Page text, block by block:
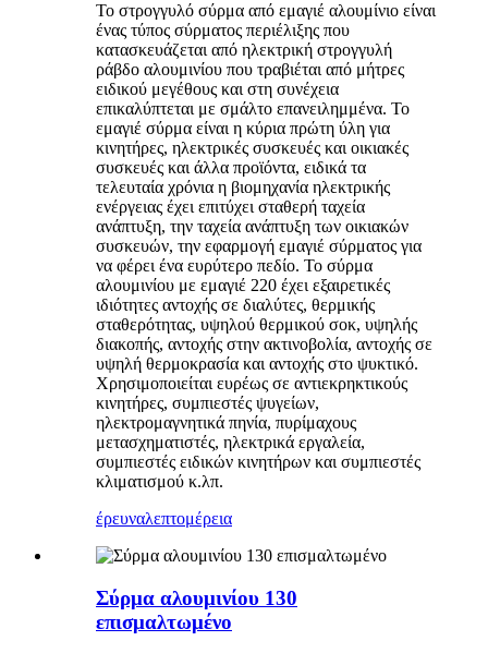
Το στρογγυλό σύρμα από εμαγιέ αλουμίνιο είναι
ένας τύπος σύρματος περιέλιξης που
κατασκευάζεται από ηλεκτρική στρογγυλή
ράβδο αλουμινίου που τραβιέται από μήτρες
ειδικού μεγέθους και στη συνέχεια
επικαλύπτεται με σμάλτο επανειλημμένα. Το
εμαγιέ σύρμα είναι η κύρια πρώτη ύλη για
κινητήρες, ηλεκτρικές συσκευές και οικιακές
συσκευές και άλλα προϊόντα, ειδικά τα
τελευταία χρόνια η βιομηχανία ηλεκτρικής
ενέργειας έχει επιτύχει σταθερή ταχεία
ανάπτυξη, την ταχεία ανάπτυξη των οικιακών
συσκευών, την εφαρμογή εμαγιέ σύρματος για
να φέρει ένα ευρύτερο πεδίο. Το σύρμα
αλουμινίου με εμαγιέ 220 έχει εξαιρετικές
ιδιότητες αντοχής σε διαλύτες, θερμικής
σταθερότητας, υψηλού θερμικού σοκ, υψηλής
διακοπής, αντοχής στην ακτινοβολία, αντοχής σε
υψηλή θερμοκρασία και αντοχής στο ψυκτικό.
Χρησιμοποιείται ευρέως σε αντιεκρηκτικούς
κινητήρες, συμπιεστές ψυγείων,
ηλεκτρομαγνητικά πηνία, πυρίμαχους
μετασχηματιστές, ηλεκτρικά εργαλεία,
συμπιεστές ειδικών κινητήρων και συμπιεστές
κλιματισμού κ.λπ.
έρευναλεπτομέρεια
Σύρμα αλουμινίου 130
επισμαλτωμένο